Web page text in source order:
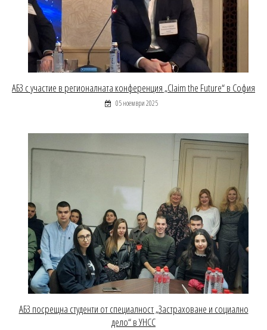
АБЗ с участие в регионалната конференция „Claim the Future“ в София
05 ноември 2025
АБЗ посрещна студенти от специалност „Застраховане и социално
дело“ в УНСС